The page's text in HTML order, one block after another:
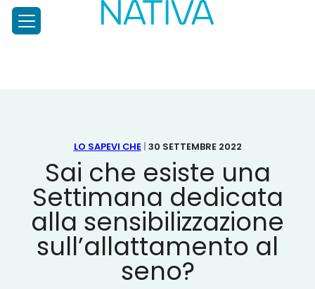
NATIVA
PRENATALE
Test
generazione
Approfondimenti
Scopri di più
Nativa, per la mamma
Chiedi allo specialista
Lo sapevi che
LO SAPEVI CHE 30 SETTEMBRE 2022
Sai che esiste una
Settimana dedicata
alla sensibilizzazione
sull’allattamento al
seno?